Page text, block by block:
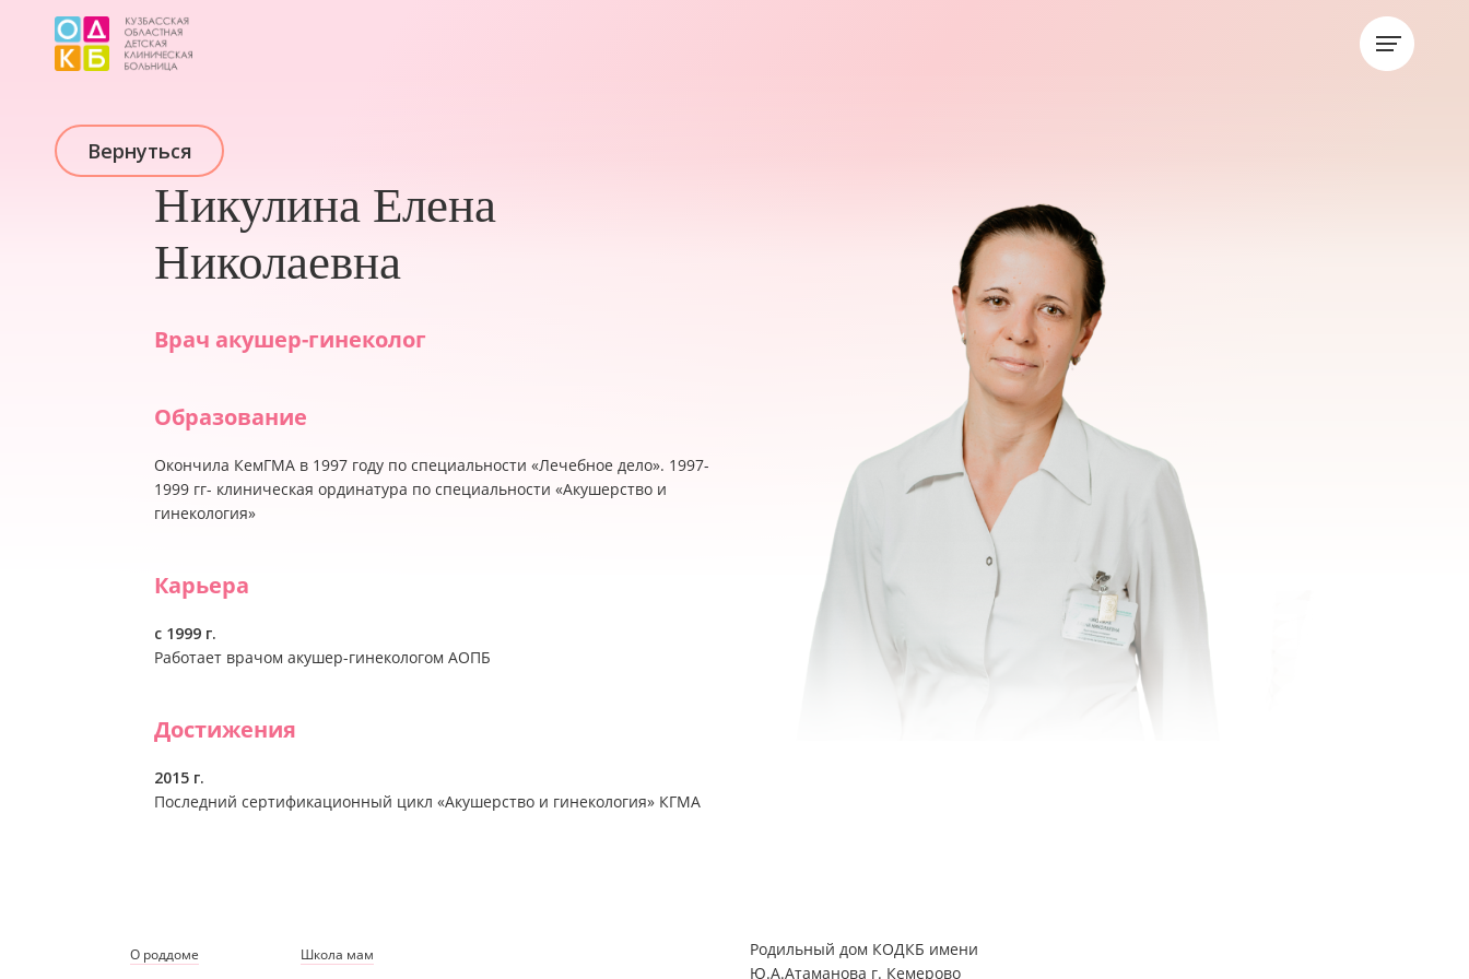
Вернуться
Никулина Елена
Николаевна
Врач акушер-гинеколог
Образование
Окончила КемГМА в 1997 году по специальности «Лечебное дело». 1997-
1999 гг- клиническая ординатура по специальности «Акушерство и
гинекология»
Карьера
с 1999 г.
Работает врачом акушер-гинекологом АОПБ
Достижения
2015 г.
Последний сертификационный цикл «Акушерство и гинекология» КГМА
О роддоме Школа мам
Родильный дом КОДКБ имени
Ю.А.Атаманова г. Кемерово